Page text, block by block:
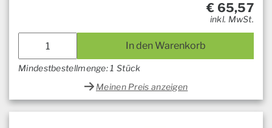
€ 65,57
inkl. MwSt.
In den Warenkorb
Mindestbestellmenge: 1 Stück
Meinen Preis anzeigen